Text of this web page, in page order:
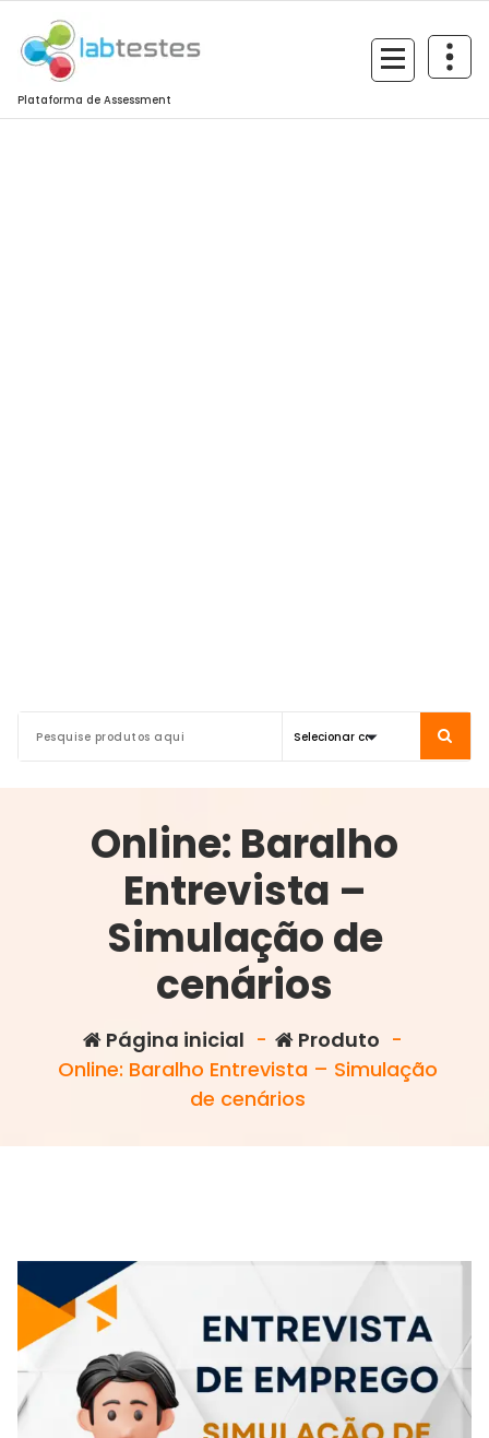
Plataforma de Assessment
Online: Baralho
Entrevista –
Simulação de
cenários
Página inicial - Produto -
Online: Baralho Entrevista – Simulação
de cenários